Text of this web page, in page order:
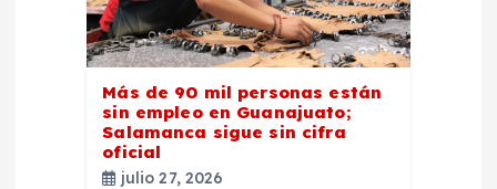
Más de 90 mil personas están
sin empleo en Guanajuato;
Salamanca sigue sin cifra
oficial
julio 27, 2026